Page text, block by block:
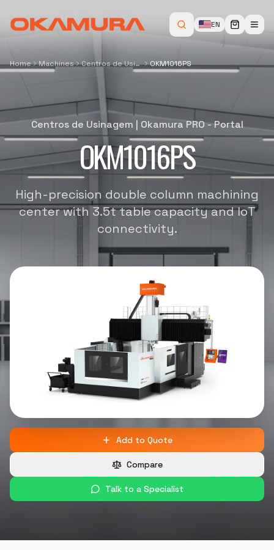
EN
Home Machines Centros de Usinagem OKM1016PS
Centros de Usinagem | Okamura PRO - Portal
OKM1016PS
High-precision double column machining
center with 3.5t table capacity and IoT
connectivity.
Add to Quote
Compare
Talk to a Specialist